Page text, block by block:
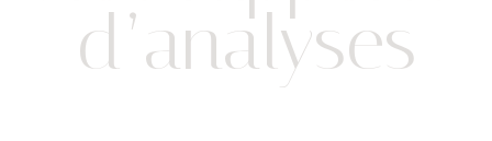
d’analyses